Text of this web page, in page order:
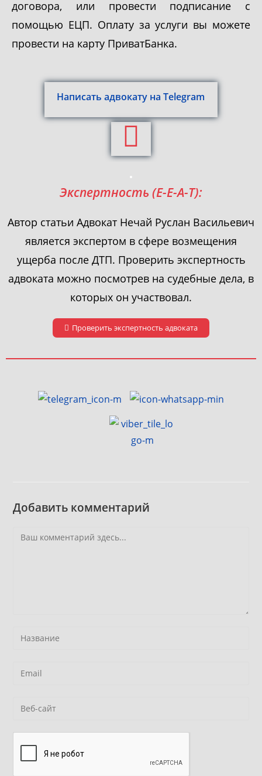
договора, или провести подписание с
помощью ЕЦП. Оплату за услуги вы можете
провести на карту ПриватБанка.
Написать адвокату на Telegram
Экспертность (E-E-A-T):
Автор статьи Адвокат Нечай Руслан Васильевич
является экспертом в сфере возмещения
ущерба после ДТП. Проверить экспертность
адвоката можно посмотрев на судебные дела, в
которых он участвовал.
Проверить экспертность адвоката
Добавить комментарий